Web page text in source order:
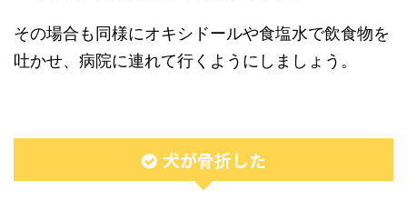
その場合も同様にオキシドールや食塩水で飲食物を
吐かせ、病院に連れて行くようにしましょう。
犬が骨折した